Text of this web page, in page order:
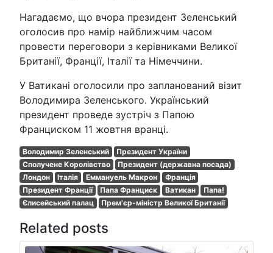
Нагадаємо, що вчора президент Зеленський
оголосив про намір найближчим часом
провести переговори з керівниками Великої
Британії, Франції, Італії та Німеччини.
У Ватикані оголосили про запланований візит
Володимира Зеленського. Український
президент проведе зустріч з Папою
Франциском 11 жовтня вранці.
Володимир Зеленський
Президент України
Сполучене Королівство
Президент (державна посада)
Лондон
Італія Еммануель Макрон
Франція
Президент Франції
Папа Франциск Ватикан
Папа!
Єлисейський палац
Прем'єр-міністр Великої Британії
Related posts